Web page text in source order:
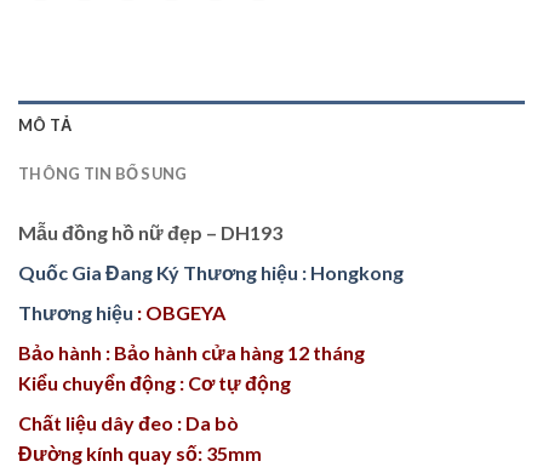
MÔ TẢ
THÔNG TIN BỔ SUNG
Mẫu đồng hồ nữ đẹp – DH193
Quốc Gia Đang Ký Thương hiệu : Hongkong
Thương hiệu : OBGEYA
Bảo hành : Bảo hành cửa hàng 12 tháng
Kiểu chuyển động : Cơ tự động
Chất liệu dây đeo : Da bò
Đường kính quay số: 35mm